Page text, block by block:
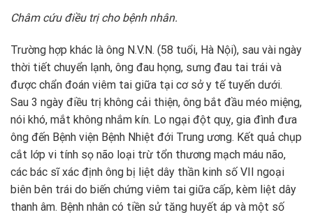
Châm cứu điều trị cho bệnh nhân.
Trường hợp khác là ông N.V.N. (58 tuổi, Hà Nội), sau vài ngày
thời tiết chuyển lạnh, ông đau họng, sưng đau tai trái và
được chẩn đoán viêm tai giữa tại cơ sở y tế tuyến dưới.
Sau 3 ngày điều trị không cải thiện, ông bắt đầu méo miệng,
nói khó, mắt không nhắm kín. Lo ngại đột quỵ, gia đình đưa
ông đến Bệnh viện Bệnh Nhiệt đới Trung ương. Kết quả chụp
cắt lớp vi tính sọ não loại trừ tổn thương mạch máu não,
các bác sĩ xác định ông bị liệt dây thần kinh số VII ngoại
biên bên trái do biến chứng viêm tai giữa cấp, kèm liệt dây
thanh âm. Bệnh nhân có tiền sử tăng huyết áp và một số